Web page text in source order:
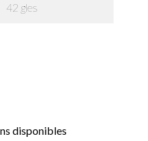
42 gles
disponibles